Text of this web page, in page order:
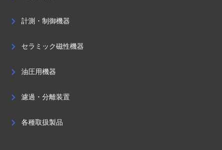
計測・制御機器
セラミック磁性機器
油圧用機器
濾過・分離装置
各種取扱製品